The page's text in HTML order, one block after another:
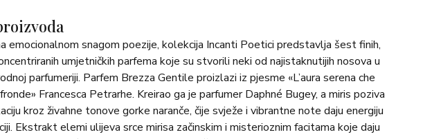
emocionalnom snagom poezije, kolekcija Incanti Poetici predstavlja šest finih,
umjetničkih parfema koje su stvorili neki od najistaknutijih nosova u
parfumeriji. Parfem Brezza Gentile proizlazi iz pjesme «L’aura serena che
Francesca Petrarhe. Kreirao ga je parfumer Daphné Bugey, a miris poziva
kroz živahne tonove gorke naranče, čije svježe i vibrantne note daju energiju
Ekstrakt elemi ulijeva srce mirisa začinskim i misterioznim facitama koje daju